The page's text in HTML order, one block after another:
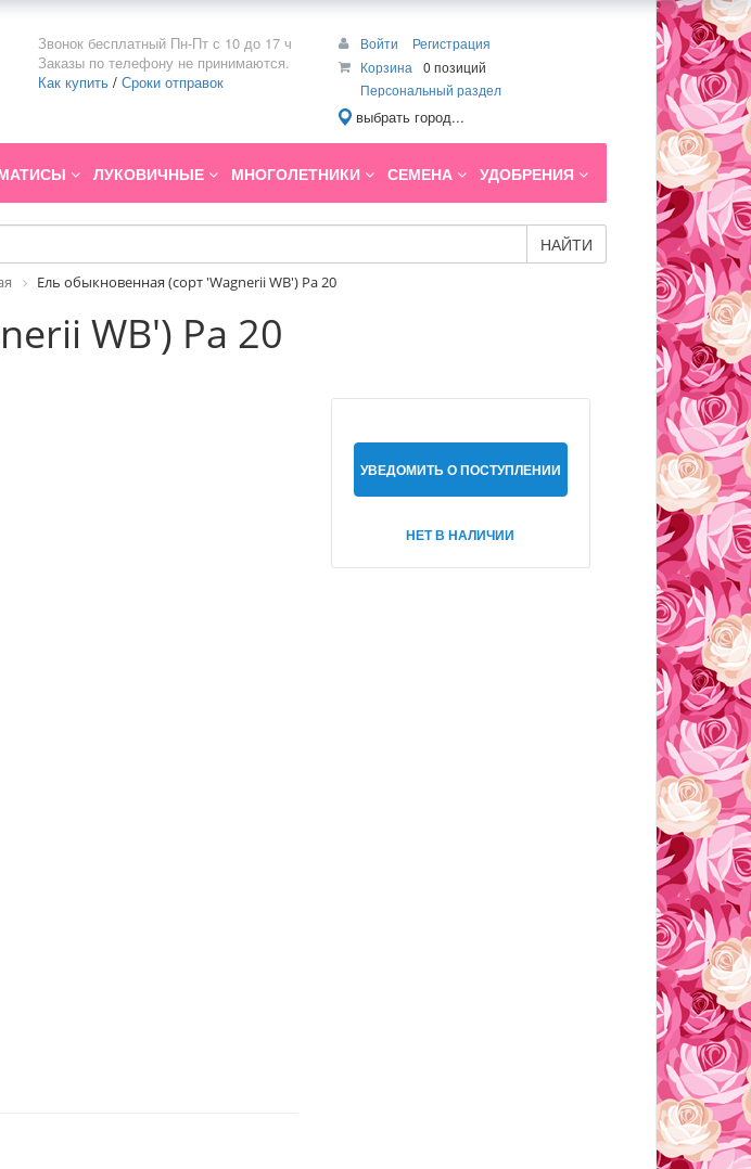
Звонок бесплатный Пн-Пт с 10 до 17 ч
Заказы по телефону не принимаются.
Как купить / Сроки отправок
Войти
Регистрация
Корзина
0 позиций
Персональный раздел
выбрать город...
ЛУКОВИЧНЫЕ МНОГОЛЕТНИКИ СЕМЕНА УДОБРЕНИЯ
НАЙТИ
Ель обыкновенная (сорт 'Wagnerii WB') Pa 20
WB') Pa 20
УВЕДОМИТЬ О ПОСТУПЛЕНИИ
НЕТ В НАЛИЧИИ